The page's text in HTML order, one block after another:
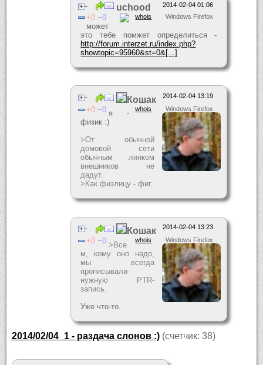
2014-02-04 01:06
Windows Firefox
whois
0 0
uchood
может
это тебе помжет определиться -
http://forum.interzet.ru/index.php?
showtopic=95960&st=0&[...]
2014-02-04 13:19
Windows Firefox
whois
0 0
Кошак
я -
физик :)
>От обычной
домовой сети
обычным линком
внешников не
дадут.
>Как физлицу - фиг.
2014-02-04 13:23
Windows Firefox
whois
0 0
Кошак
>Все
м, кому оно надо,
мы всегда
прописывали
нужную PTR-
запись.
Уже что-то.
2014/02/04_1 - раздача слонов :)(счетчик: 38)